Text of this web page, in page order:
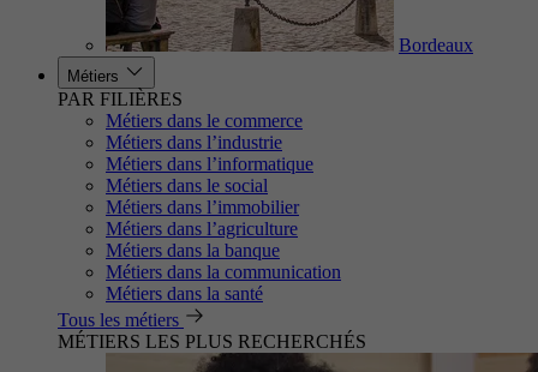
Bordeaux
Métiers
PAR FILIÈRES
Métiers dans le commerce
Métiers dans l’industrie
Métiers dans l’informatique
Métiers dans le social
Métiers dans l’immobilier
Métiers dans l’agriculture
Métiers dans la banque
Métiers dans la communication
Métiers dans la santé
Tous les métiers
MÉTIERS LES PLUS RECHERCHÉS